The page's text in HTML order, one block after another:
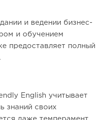
и ведении бизнес-
и обучением
предоставляет полный
English учитывает
знаний своих